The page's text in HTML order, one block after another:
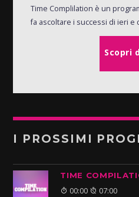
Time Complilation è un
fa ascoltare i successi di ieri e
Scopri
I PROSSIMI
TIME
00:00 07:00